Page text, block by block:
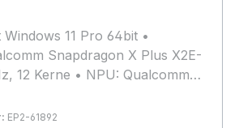
11 Pro 64bit •
Snapdragon X Plus X2E-
12 Kerne • NPU: Qualcomm®
TOPs • Arbeitsspeicher: 64GB
erweiterbar) • Grafik:
EP2-61892